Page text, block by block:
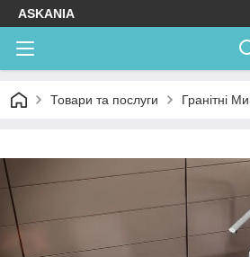
ASKANIA
Товари та послуги Гранітні